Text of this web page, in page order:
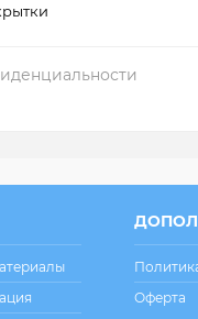
Оферта